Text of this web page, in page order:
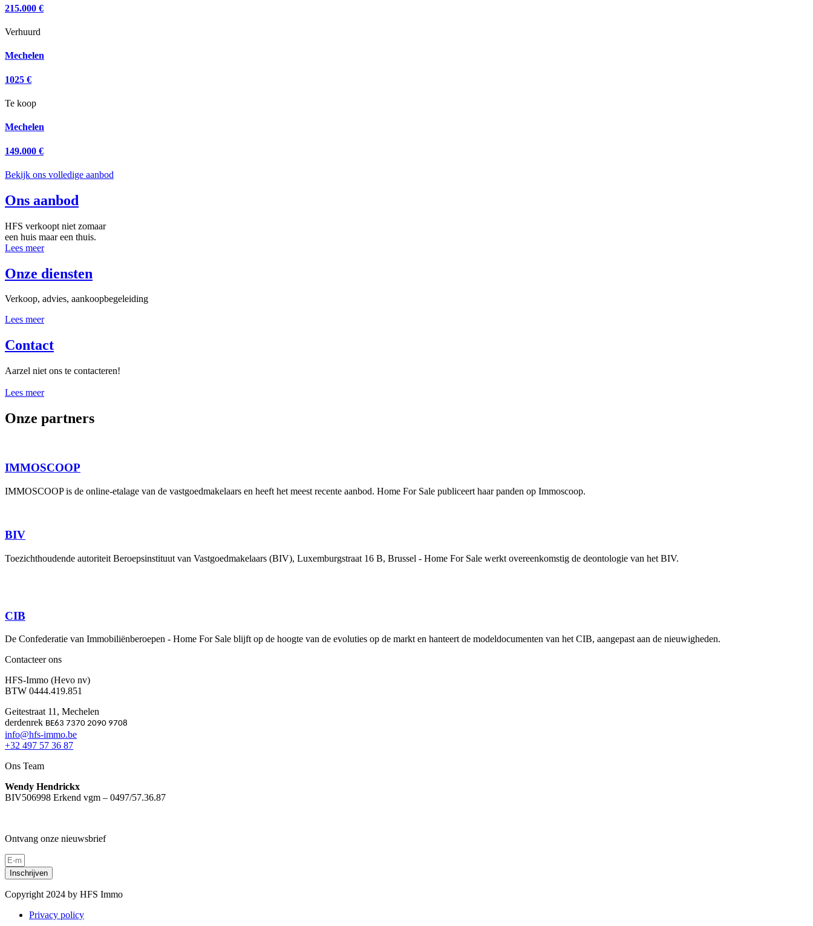
215.000 €
Verhuurd
Mechelen
1025 €
Te koop
Mechelen
149.000 €
Bekijk ons volledige aanbod
Ons aanbod
HFS verkoopt niet zomaar
een huis maar een thuis.
Lees meer
Onze diensten
Verkoop, advies, aankoopbegeleiding
Lees meer
Contact
Aarzel niet ons te contacteren!
Lees meer
Onze partners
IMMOSCOOP
IMMOSCOOP is de online-etalage van de vastgoedmakelaars en heeft het meest recente aanbod. Home For Sale publiceert haar panden op Immoscoop.
BIV
Toezichthoudende autoriteit Beroepsinstituut van Vastgoedmakelaars (BIV), Luxemburgstraat 16 B, Brussel - Home For Sale werkt overeenkomstig de deontologie van het BIV.
CIB
De Confederatie van Immobiliënberoepen - Home For Sale blijft op de hoogte van de evoluties op de markt en hanteert de modeldocumenten van het CIB, aangepast aan de nieuwigheden.
Contacteer ons
HFS-Immo (Hevo nv)
BTW 0444.419.851
Geitestraat 11, Mechelen
derdenrek BE63 7370 2090 9708
info@hfs-immo.be
+32 497 57 36 87
Ons Team
Wendy Hendrickx
BIV506998 Erkend vgm – 0497/57.36.87
Ontvang onze nieuwsbrief
Inschrijven
Copyright 2024 by HFS Immo
Privacy policy